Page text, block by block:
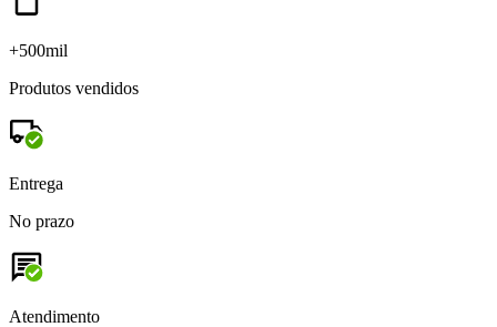
+500mil
Produtos vendidos
Entrega
No prazo
Atendimento